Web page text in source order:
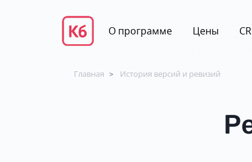
О программе Цены
Главная > История версий и ревизий